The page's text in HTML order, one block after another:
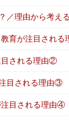
／理由から考え
育が注目され
目される理由②
目される理由③
注目される理由④